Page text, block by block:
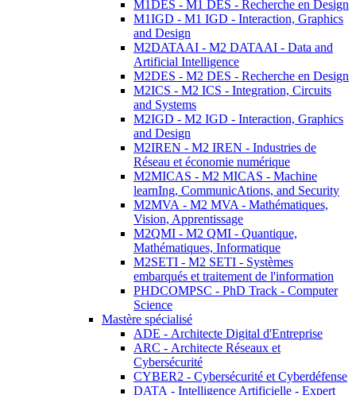
M1DES - M1 DES - Recherche en Design
M1IGD - M1 IGD - Interaction, Graphics
and Design
M2DATAAI - M2 DATAAI - Data and
Artificial Intelligence
M2DES - M2 DES - Recherche en Design
M2ICS - M2 ICS - Integration, Circuits
and Systems
M2IGD - M2 IGD - Interaction, Graphics
and Design
M2IREN - M2 IREN - Industries de
Réseau et économie numérique
M2MICAS - M2 MICAS - Machine
learnIng, CommunicAtions, and Security
M2MVA - M2 MVA - Mathématiques,
Vision, Apprentissage
M2QMI - M2 QMI - Quantique,
Mathématiques, Informatique
M2SETI - M2 SETI - Systèmes
embarqués et traitement de l'information
PHDCOMPSC - PhD Track - Computer
Science
Mastère spécialisé
ADE - Architecte Digital d'Entreprise
ARC - Architecte Réseaux et
Cybersécurité
CYBER2 - Cybersécurité et Cyberdéfense
DATA - Intelligence Artificielle - Expert